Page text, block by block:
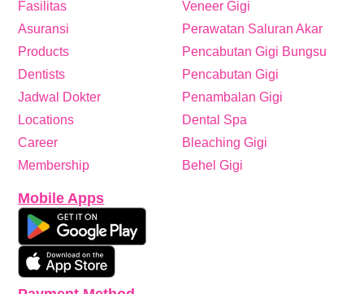
Veneer Gigi
Perawatan Saluran Akar
Pencabutan Gigi Bungsu
Pencabutan Gigi
Penambalan Gigi
Dental Spa
Bleaching Gigi
Behel Gigi
Fasilitas
Asuransi
Products
Dentists
Jadwal Dokter
Locations
Career
Membership
Mobile Apps